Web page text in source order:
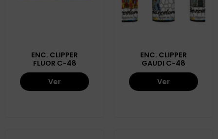
ENC. CLIPPER
FLUOR C-48
Ver
ENC. CLIPPER
GAUDI C-48
Ver